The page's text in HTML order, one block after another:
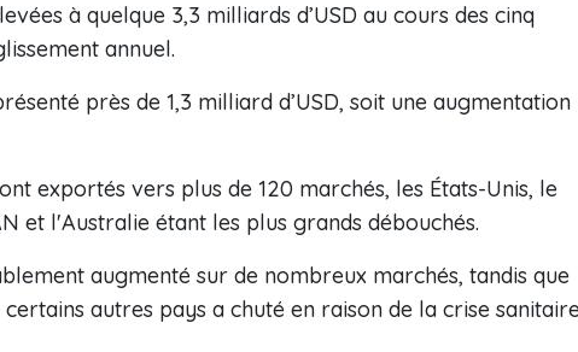
à quelque 3,3 milliards d’USD au cours des cinq
annuel.
près de 1,3 milliard d’USD, soit une augmentation
exportés vers plus de 120 marchés, les États-Unis, le
et l'Australie étant les plus grands débouchés.
augmenté sur de nombreux marchés, tandis que
autres pays a chuté en raison de la crise